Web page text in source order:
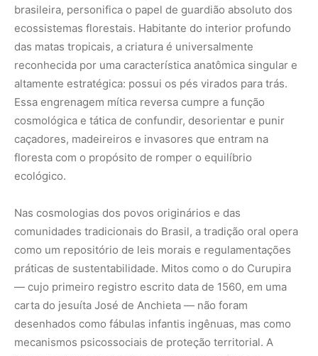
brasileira, personifica o papel de guardião absoluto dos
ecossistemas florestais. Habitante do interior profundo
das matas tropicais, a criatura é universalmente
reconhecida por uma característica anatômica singular e
altamente estratégica: possui os pés virados para trás.
Essa engrenagem mítica reversa cumpre a função
cosmológica e tática de confundir, desorientar e punir
caçadores, madeireiros e invasores que entram na
floresta com o propósito de romper o equilíbrio
ecológico.
Nas cosmologias dos povos originários e das
comunidades tradicionais do Brasil, a tradição oral opera
como um repositório de leis morais e regulamentações
práticas de sustentabilidade. Mitos como o do Curupira
— cujo primeiro registro escrito data de 1560, em uma
carta do jesuíta José de Anchieta — não foram
desenhados como fábulas infantis ingênuas, mas como
mecanismos psicossociais de proteção territorial. A